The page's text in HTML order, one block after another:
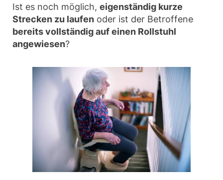
Ist es noch möglich, eigenständig kurze
Strecken zu laufen oder ist der Betroffene
bereits vollständig auf einen Rollstuhl
angewiesen?